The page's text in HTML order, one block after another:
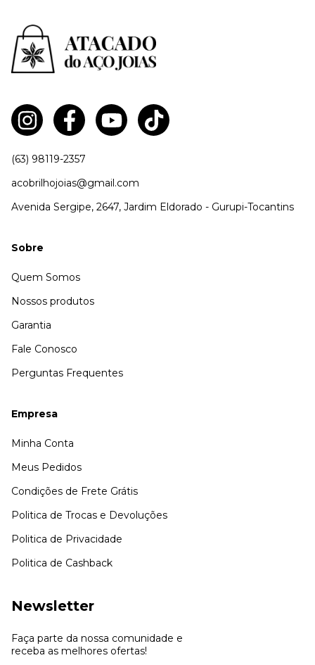
(63) 98119-2357
acobrilhojoias@gmail.com
Avenida Sergipe, 2647, Jardim Eldorado - Gurupi-Tocantins
Sobre
Quem Somos
Nossos produtos
Garantia
Fale Conosco
Perguntas Frequentes
Empresa
Minha Conta
Meus Pedidos
Condições de Frete Grátis
Politica de Trocas e Devoluções
Politica de Privacidade
Politica de Cashback
Newsletter
Faça parte da nossa comunidade e
receba as melhores ofertas!